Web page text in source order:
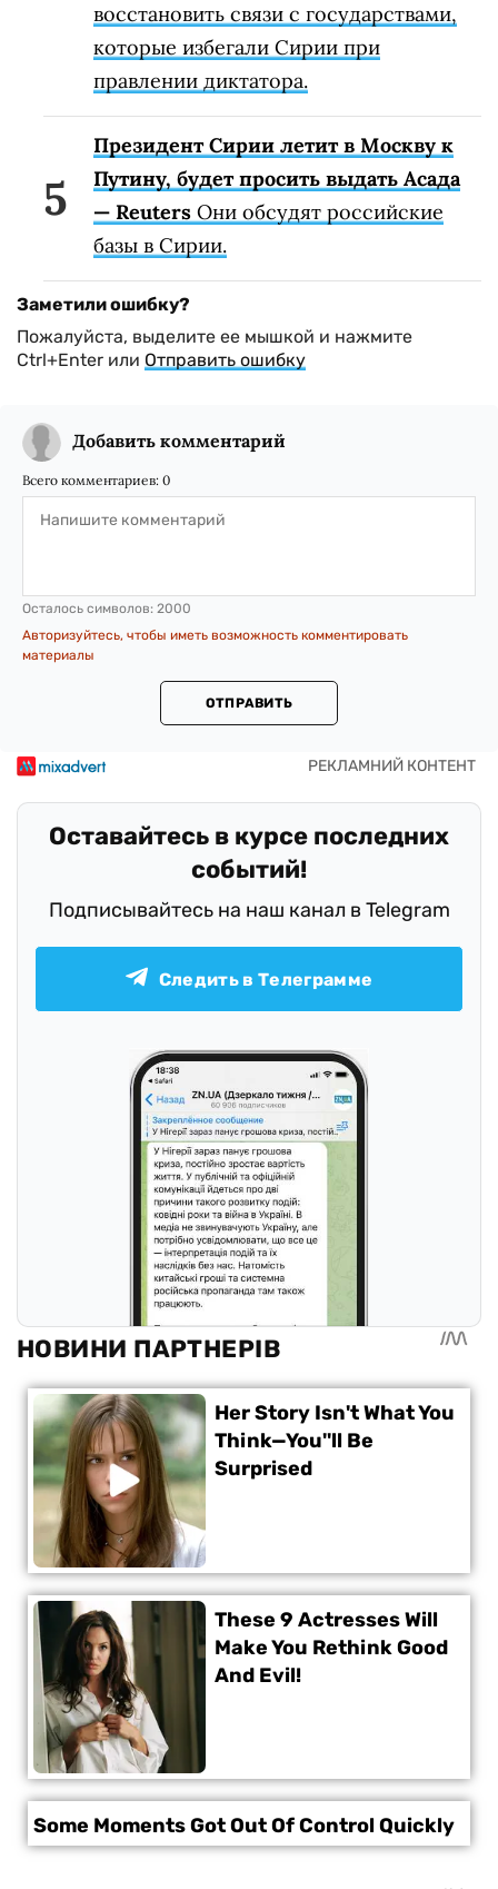
восстановить связи с государствами,
которые избегали Сирии при
правлении диктатора.
Президент Сирии летит в Москву к
Путину, будет просить выдать Асада
— Reuters Они обсудят российские
базы в Сирии.
Заметили ошибку?
Пожалуйста, выделите ее мышкой и нажмите
Ctrl+Enter или Отправить ошибку
Добавить комментарий
Всего комментариев: 0
Осталось символов: 2000
Авторизуйтесь, чтобы иметь возможность комментировать
материалы
ОТПРАВИТЬ
Оставайтесь в курсе последних
событий!
Подписывайтесь на наш канал в Telegram
Следить в Телеграмме